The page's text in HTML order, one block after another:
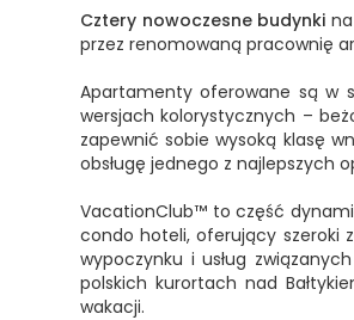
Cztery nowoczesne budynki
przez renomowaną pracownię
Apartamenty oferowane są w
wersjach kolorystycznych –
zapewnić sobie wysoką klasę
obsługę jednego z najlepszych
VacationClub™ to część
condo hoteli, oferujący szeroki
wypoczynku i usług
polskich kurortach nad
wakacji.